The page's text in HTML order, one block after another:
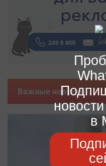
Важные новости
в